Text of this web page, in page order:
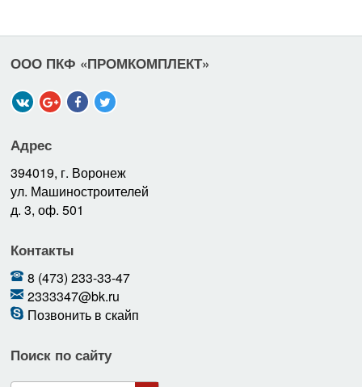
ООО ПКФ «ПРОМКОМПЛЕКТ»
Адрес
394019, г. Воронеж
ул. Машиностроителей
д. 3, оф. 501
Контакты
8 (473) 233-33-47
2333347@bk.ru
Позвонить в скайп
Поиск по сайту